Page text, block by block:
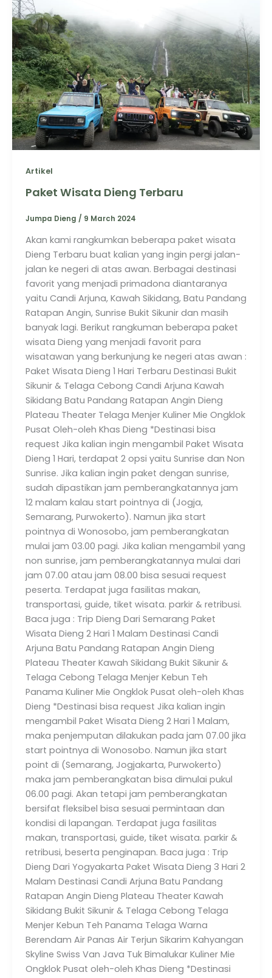
Artikel
Paket Wisata Dieng Terbaru
Jumpa Dieng / 9 March 2024
Akan kami rangkumkan beberapa paket wisata
Dieng Terbaru buat kalian yang ingin pergi jalan-
jalan ke negeri di atas awan. Berbagai destinasi
favorit yang menjadi primadona diantaranya
yaitu Candi Arjuna, Kawah Sikidang, Batu Pandang
Ratapan Angin, Sunrise Bukit Sikunir dan masih
banyak lagi. Berikut rangkuman beberapa paket
wisata Dieng yang menjadi favorit para
wisatawan yang berkunjung ke negeri atas awan :
Paket Wisata Dieng 1 Hari Terbaru Destinasi Bukit
Sikunir & Telaga Cebong Candi Arjuna Kawah
Sikidang Batu Pandang Ratapan Angin Dieng
Plateau Theater Telaga Menjer Kuliner Mie Ongklok
Pusat Oleh-oleh Khas Dieng *Destinasi bisa
request Jika kalian ingin mengambil Paket Wisata
Dieng 1 Hari, terdapat 2 opsi yaitu Sunrise dan Non
Sunrise. Jika kalian ingin paket dengan sunrise,
sudah dipastikan jam pemberangkatannya jam
12 malam kalau start pointnya di (Jogja,
Semarang, Purwokerto). Namun jika start
pointnya di Wonosobo, jam pemberangkatan
mulai jam 03.00 pagi. Jika kalian mengambil yang
non sunrise, jam pemberangkatannya mulai dari
jam 07.00 atau jam 08.00 bisa sesuai request
peserta. Terdapat juga fasilitas makan,
transportasi, guide, tiket wisata. parkir & retribusi.
Baca juga : Trip Dieng Dari Semarang Paket
Wisata Dieng 2 Hari 1 Malam Destinasi Candi
Arjuna Batu Pandang Ratapan Angin Dieng
Plateau Theater Kawah Sikidang Bukit Sikunir &
Telaga Cebong Telaga Menjer Kebun Teh
Panama Kuliner Mie Ongklok Pusat oleh-oleh Khas
Dieng *Destinasi bisa request Jika kalian ingin
mengambil Paket Wisata Dieng 2 Hari 1 Malam,
maka penjemputan dilakukan pada jam 07.00 jika
start pointnya di Wonosobo. Namun jika start
point di (Semarang, Jogjakarta, Purwokerto)
maka jam pemberangkatan bisa dimulai pukul
06.00 pagi. Akan tetapi jam pemberangkatan
bersifat fleksibel bisa sesuai permintaan dan
kondisi di lapangan. Terdapat juga fasilitas
makan, transportasi, guide, tiket wisata. parkir &
retribusi, beserta penginapan. Baca juga : Trip
Dieng Dari Yogyakarta Paket Wisata Dieng 3 Hari 2
Malam Destinasi Candi Arjuna Batu Pandang
Ratapan Angin Dieng Plateau Theater Kawah
Sikidang Bukit Sikunir & Telaga Cebong Telaga
Menjer Kebun Teh Panama Telaga Warna
Berendam Air Panas Air Terjun Sikarim Kahyangan
Skyline Swiss Van Java Tuk Bimalukar Kuliner Mie
Ongklok Pusat oleh-oleh Khas Dieng *Destinasi